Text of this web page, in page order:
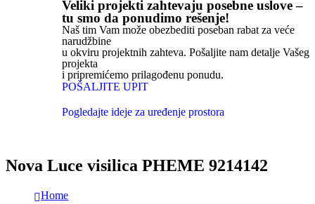
Veliki projekti zahtevaju posebne uslove –
tu smo da ponudimo rešenje!
Naš tim Vam može obezbediti poseban rabat za veće
narudžbine
u okviru projektnih zahteva. Pošaljite nam detalje Vašeg
projekta
i pripremićemo prilagođenu ponudu.
POŠALJITE UPIT
Pogledajte ideje za uređenje prostora
Nova Luce visilica PHEME 9214142
Home